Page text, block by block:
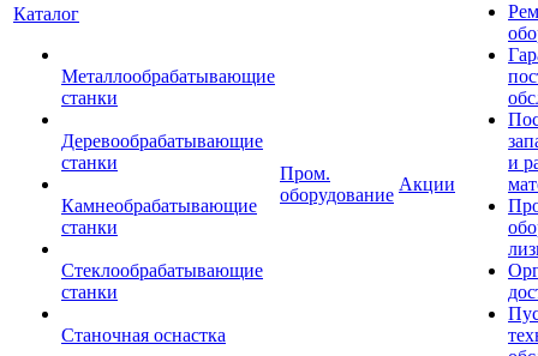
Каталог
Металлообрабатывающие
станки
Деревообрабатывающие
станки
Камнеобрабатывающие
станки
Стеклообрабатывающие
станки
Станочная оснастка
Пром.
оборудование
Акции
и